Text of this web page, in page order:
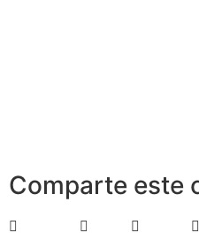
Comparte este